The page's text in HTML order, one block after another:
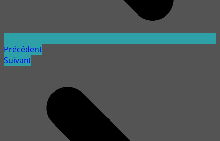
Précédent
Suivant